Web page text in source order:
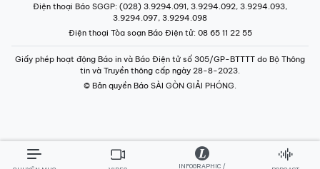
Điện thoại Báo SGGP: (028) 3.9294.091, 3.9294.092, 3.9294.093,
3.9294.097, 3.9294.098
Điện thoại Tòa soạn Báo Điện tử: 08 65 11 22 55
Giấy phép hoạt động Báo in và Báo Điện tử số 305/GP-BTTTT do Bộ Thông
tin và Truyền thông cấp ngày 28-8-2023.
© Bản quyền Báo SÀI GÒN GIẢI PHÓNG.
INFOGRAPHIC /